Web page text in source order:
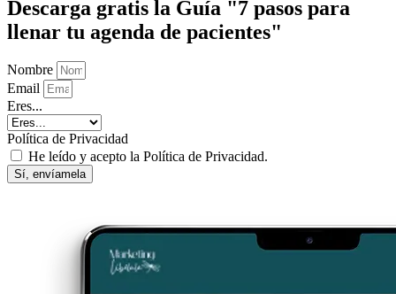
Descarga gratis la Guía "7 pasos para
llenar tu agenda de pacientes"
Nombre
Email
Eres...
Política de Privacidad
He leído y acepto la Política de Privacidad.
Sí, envíamela